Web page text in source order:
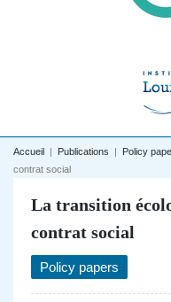
Accueil | Publications | Policy
contrat social
La transition
contrat social
Policy papers